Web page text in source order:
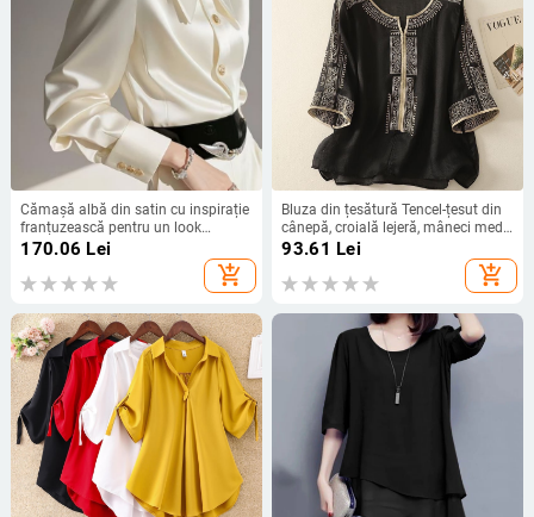
Cămașă albă din satin cu inspirație
franțuzească pentru un look
elegant la birou
170.06 Lei
add_shopping_cart
Bluza din țesătură Tencel-țesut din
cânepă, croială lejeră, mâneci medii,
guler rotund, lungime standardă
93.61 Lei
add_shopping_cart